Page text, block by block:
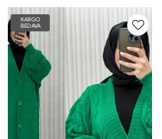
BDN-
KARGO
BEDAVA